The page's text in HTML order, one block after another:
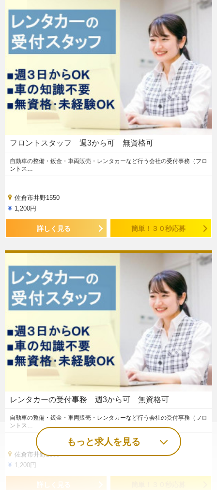
フロントスタッフ 週3から可 無資格可
自動車の整備・鈑金・車両販売・レンタカーなど行う会社の受付事務（フロ
ントス…
佐倉市井野1550
1,200円
詳しく見る 簡単！３０秒応募
レンタカーの受付事務 週3から可 無資格可
自動車の整備・鈑金・車両販売・レンタカーなど行う会社の受付事務（フロ
ントス…
佐倉市井野1550
1,200円
詳しく見る
もっと求人を見る